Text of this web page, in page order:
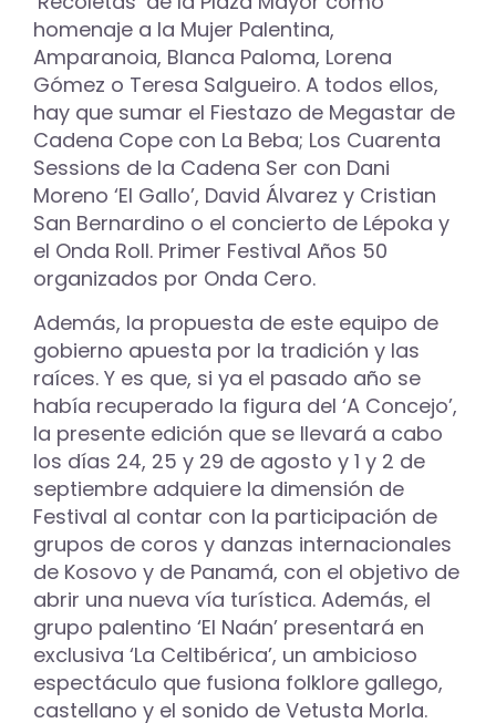
homenaje a la Mujer Palentina,
Amparanoia, Blanca Paloma, Lorena
Gómez o Teresa Salgueiro. A todos ellos,
hay que sumar el Fiestazo de Megastar de
Cadena Cope con La Beba; Los Cuarenta
Sessions de la Cadena Ser con Dani
Moreno ‘El Gallo’, David Álvarez y Cristian
San Bernardino o el concierto de Lépoka y
el Onda Roll. Primer Festival Años 50
organizados por Onda Cero.
Además, la propuesta de este equipo de
gobierno apuesta por la tradición y las
raíces. Y es que, si ya el pasado año se
había recuperado la figura del ‘A Concejo’,
la presente edición que se llevará a cabo
los días 24, 25 y 29 de agosto y 1 y 2 de
septiembre adquiere la dimensión de
Festival al contar con la participación de
grupos de coros y danzas internacionales
de Kosovo y de Panamá, con el objetivo de
abrir una nueva vía turística. Además, el
grupo palentino ‘El Naán’ presentará en
exclusiva ‘La Celtibérica’, un ambicioso
espectáculo que fusiona folklore gallego,
castellano y el sonido de Vetusta Morla.